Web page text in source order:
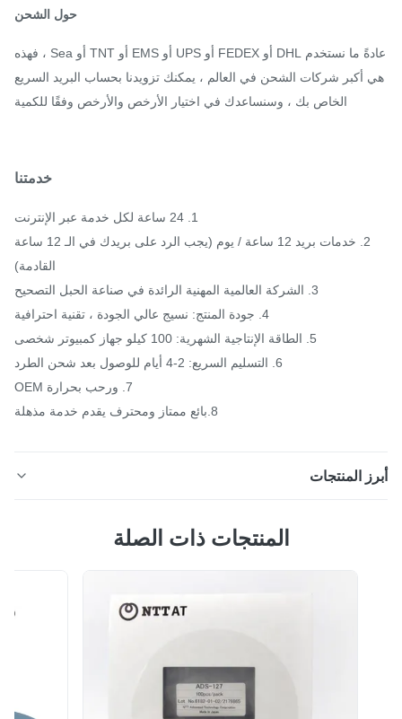
حول الشحن
عادةً ما نستخدم DHL أو FEDEX أو UPS أو EMS أو TNT أو Sea ، فهذه
أكبر شركات الشحن في العالم ، يمكنك تزويدنا بحساب البريد السريع
الخاص بك ، وسنساعدك في اختيار الأرخص والأرخص وفقًا للكمية
خدمتنا
2. خدمات بريد 12 ساعة / يوم (يجب الرد على بريدك في الـ 12 ساعة
القادمة)
المنتجات
تستخدم لـ FTTH آلة التلميع Seikoh Giken لآلة صنع التلميعالمنتجات ذات الصلة